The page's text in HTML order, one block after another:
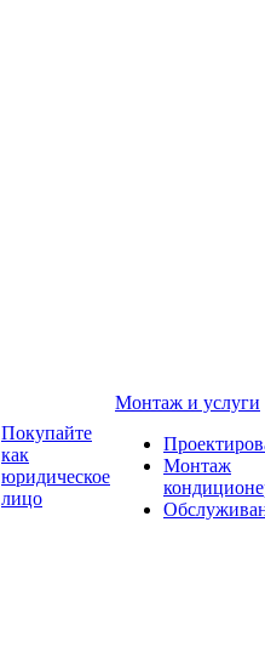
Покупайте
как
юридическое
лицо
Монтаж и услуги
Монтаж